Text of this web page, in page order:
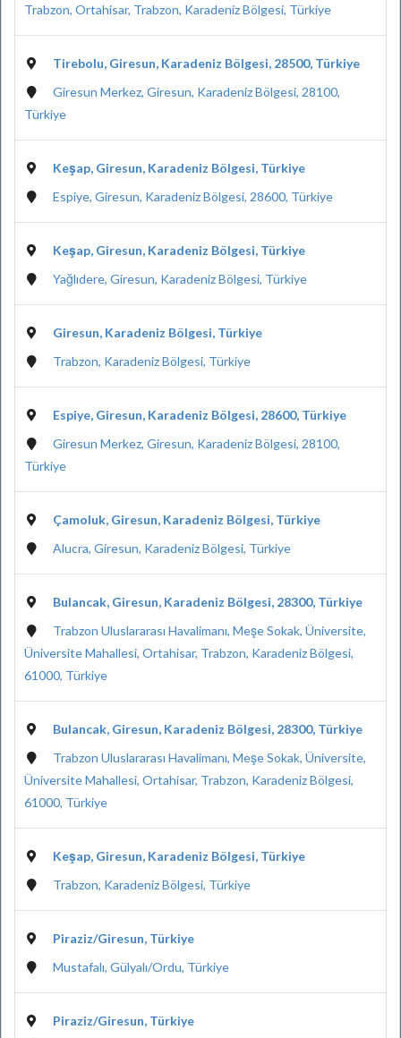
Trabzon, Ortahisar, Trabzon, Karadeniz Bölgesi, Türkiye
Tirebolu, Giresun, Karadeniz Bölgesi, 28500, Türkiye
Giresun Merkez, Giresun, Karadeniz Bölgesi, 28100,
Türkiye
Keşap, Giresun, Karadeniz Bölgesi, Türkiye
Espiye, Giresun, Karadeniz Bölgesi, 28600, Türkiye
Keşap, Giresun, Karadeniz Bölgesi, Türkiye
Yağlıdere, Giresun, Karadeniz Bölgesi, Türkiye
Giresun, Karadeniz Bölgesi, Türkiye
Trabzon, Karadeniz Bölgesi, Türkiye
Espiye, Giresun, Karadeniz Bölgesi, 28600, Türkiye
Giresun Merkez, Giresun, Karadeniz Bölgesi, 28100,
Türkiye
Çamoluk, Giresun, Karadeniz Bölgesi, Türkiye
Alucra, Giresun, Karadeniz Bölgesi, Türkiye
Bulancak, Giresun, Karadeniz Bölgesi, 28300, Türkiye
Trabzon Uluslararası Havalimanı, Meşe Sokak, Üniversite,
Üniversite Mahallesi, Ortahisar, Trabzon, Karadeniz Bölgesi,
61000, Türkiye
Bulancak, Giresun, Karadeniz Bölgesi, 28300, Türkiye
Trabzon Uluslararası Havalimanı, Meşe Sokak, Üniversite,
Üniversite Mahallesi, Ortahisar, Trabzon, Karadeniz Bölgesi,
61000, Türkiye
Keşap, Giresun, Karadeniz Bölgesi, Türkiye
Trabzon, Karadeniz Bölgesi, Türkiye
Piraziz/Giresun, Türkiye
Mustafalı, Gülyalı/Ordu, Türkiye
Piraziz/Giresun, Türkiye